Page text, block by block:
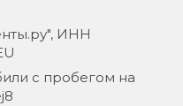
ИНН
с пробегом на